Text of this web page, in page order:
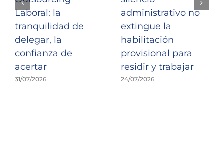
Laboral: la
tranquilidad de
delegar, la
confianza de
acertar
31/07/2026
administrativo no
extingue la
habilitación
provisional para
residir y trabajar
24/07/2026